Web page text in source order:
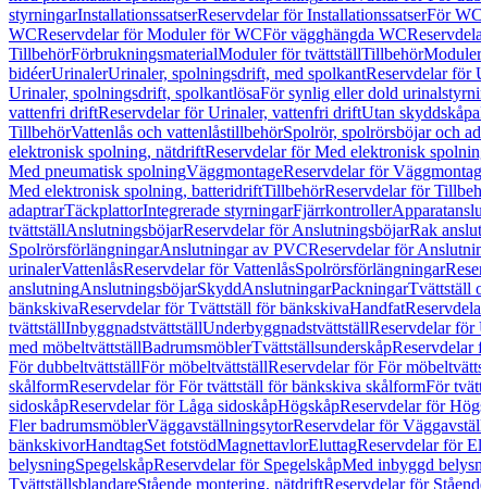
styrningarInstallationssatserReservdelar för InstallationssatserFör
WCReservdelar för Moduler för WCFör vägghängda WC
TillbehörFörbrukningsmaterialModuler för tvättställTillbehör
bidéerUrinalerUrinaler, spolningsdrift, med spolkantReservdelar för
Urinaler, spolningsdrift, spolkantlösaFör synlig eller dold
vattenfri driftReservdelar för Urinaler, vattenfri driftUtan skyddskåpa
TillbehörVattenlås och vattenlåstillbehörSpolrör, spolrörsböjar och
elektronisk spolning, nätdriftReservdelar för Med elektronisk
Med pneumatisk spolningVäggmontageReservdelar för
Med elektronisk spolning, batteridriftTillbehörReservdelar för
adaptrarTäckplattorIntegrerade styrningarFjärrkontroller
tvättställAnslutningsböjarReservdelar för AnslutningsböjarRak
SpolrörsförlängningarAnslutningar av PVCReservdelar för
urinalerVattenlåsReservdelar för VattenlåsSpolrörsförlängningar
anslutningAnslutningsböjarSkyddAnslutningarPackningarTvättställ
bänkskivaReservdelar för Tvättställ för bänkskivaHandfat
tvättställInbyggnadstvättställUnderbyggnadstvättställReservdelar för
med möbeltvättställBadrumsmöblerTvättställsunderskåpReservdelar
För dubbeltvättställFör möbeltvättställReservdelar för För
skålformReservdelar för För tvättställ för bänkskiva skålformFör
sidoskåpReservdelar för Låga sidoskåpHögskåpReservdelar för
Fler badrumsmöblerVäggavställningsytorReservdelar för
bänkskivorHandtagSet fotstödMagnettavlorEluttagReservdelar för
belysningSpegelskåpReservdelar för SpegelskåpMed inbyggd
TvättställsblandareStående montering, nätdriftReservdelar för